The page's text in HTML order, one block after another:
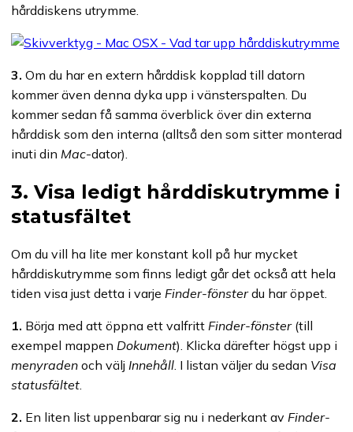
hårddiskens utrymme.
3. Om du har en extern hårddisk kopplad till datorn
kommer även denna dyka upp i vänsterspalten. Du
kommer sedan få samma överblick över din externa
hårddisk som den interna (alltså den som sitter monterad
inuti din Mac-dator).
3. Visa ledigt hårddiskutrymme i
statusfältet
Om du vill ha lite mer konstant koll på hur mycket
hårddiskutrymme som finns ledigt går det också att hela
tiden visa just detta i varje Finder-fönsterdu har öppet.
1. Börja med att öppna ett valfritt Finder-fönster(till
exempel mappen Dokument). Klicka därefter högst upp i
menyraden och välj Innehåll . I listan väljer du sedan Visa
statusfältet
2. En liten list uppenbarar sig nu i nederkant av Finder-